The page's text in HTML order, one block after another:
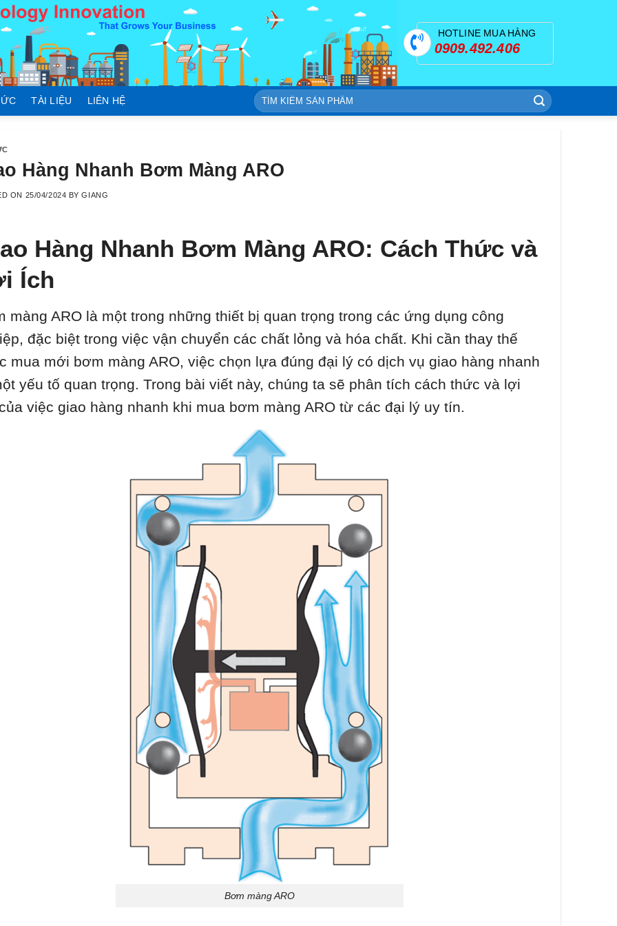
HOTLINE MUA HÀNG
0909.492.406
TÀI LIỆU LIÊN HỆ
Tìm
kiếm:
Hàng Nhanh Bơm Màng ARO
ON 25/04/2024 BYGIANG
Hàng Nhanh Bơm Màng ARO: Cách Thức và
Ích
màng ARO là một trong những thiết bị quan trọng trong các ứng dụng công
đặc biệt trong việc vận chuyển các chất lỏng và hóa chất. Khi cần thay thế
mua mới bơm màng ARO, việc chọn lựa đúng đại lý có dịch vụ giao hàng nhanh
yếu tố quan trọng. Trong bài viết này, chúng ta sẽ phân tích cách thức và lợi
việc giao hàng nhanh khi mua bơm màng ARO từ các đại lý uy tín.
Bơm màng ARO